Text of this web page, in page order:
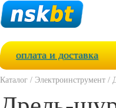
оплата и доставка
Каталог / Электроинструмент /